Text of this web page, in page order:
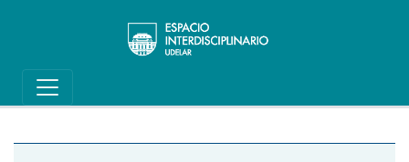
Main navigation